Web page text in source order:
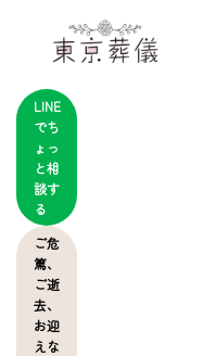
LINE
でち
ょっ
と相
談す
る
ご危
篤、
ご逝
去、
お迎
えな